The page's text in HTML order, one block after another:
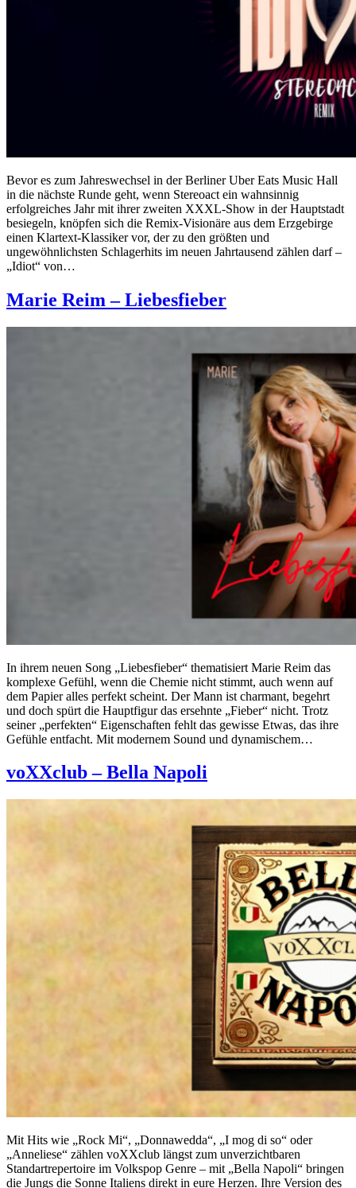
Bevor es zum Jahreswechsel in der Berliner Uber Eats Music Hall
in die nächste Runde geht, wenn Stereoact ein wahnsinnig
erfolgreiches Jahr mit ihrer zweiten XXXL-Show in der Hauptstadt
besiegeln, knöpfen sich die Remix-Visionäre aus dem Erzgebirge
einen Klartext-Klassiker vor, der zu den größten und
ungewöhnlichsten Schlagerhits im neuen Jahrtausend zählen darf –
„Idiot“ von…
Marie Reim – Liebesfieber
In ihrem neuen Song „Liebesfieber“ thematisiert Marie Reim das
komplexe Gefühl, wenn die Chemie nicht stimmt, auch wenn auf
dem Papier alles perfekt scheint. Der Mann ist charmant, begehrt
und doch spürt die Hauptfigur das ersehnte „Fieber“ nicht. Trotz
seiner „perfekten“ Eigenschaften fehlt das gewisse Etwas, das ihre
Gefühle entfacht. Mit modernem Sound und dynamischem…
voXXclub – Bella Napoli
Mit Hits wie „Rock Mi“, „Donnawedda“, „I mog di so“ oder
„Anneliese“ zählen voXXclub längst zum unverzichtbaren
Standartrepertoire im Volkspop Genre – mit „Bella Napoli“ bringen
die Jungs die Sonne Italiens direkt in eure Herzen. Ihre Version des